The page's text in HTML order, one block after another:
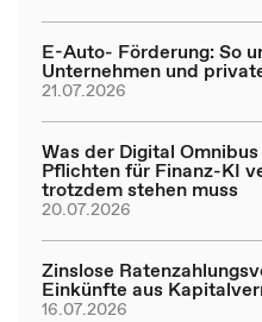
E-Auto- Förderung: So
Unternehmen und
21.07.2026
Was der Digital
Pflichten für Finanz-KI
trotzdem stehen muss
20.07.2026
Zinslose
Einkünfte aus
16.07.2026